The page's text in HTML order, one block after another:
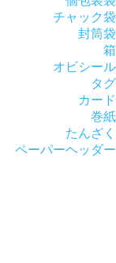
チャック袋
封筒袋
箱
オビシール
タグ
カード
巻紙
たんざく
ペーパーヘッダー